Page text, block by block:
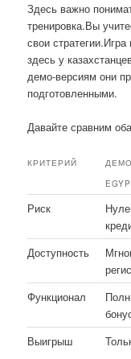
Здесь важно
тренировка.Вы
свои
здесь у
демо-версиям они
подготовленными.
Давайте сравним
КРИТЕРИЙ
Риск
Доступность
Функционал
Выигрыш